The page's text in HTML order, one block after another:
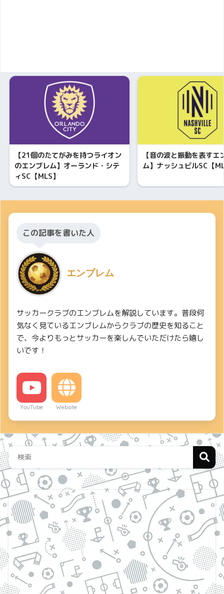
【21個のたてがみを持つライオン
のエンブレム】オーランド・シテ
ィSC【MLS】
【音の波と振動を表すエ
ム】ナッシュビルSC【
この記事を書いた人
エンブレム
サッカークラブのエンブレムを解説しています。普段何
気なく見ているエンブレムからクラブの歴史を知ること
で、今よりもっとサッカーを楽しんでいただけたら嬉し
いです！
YouTube Website